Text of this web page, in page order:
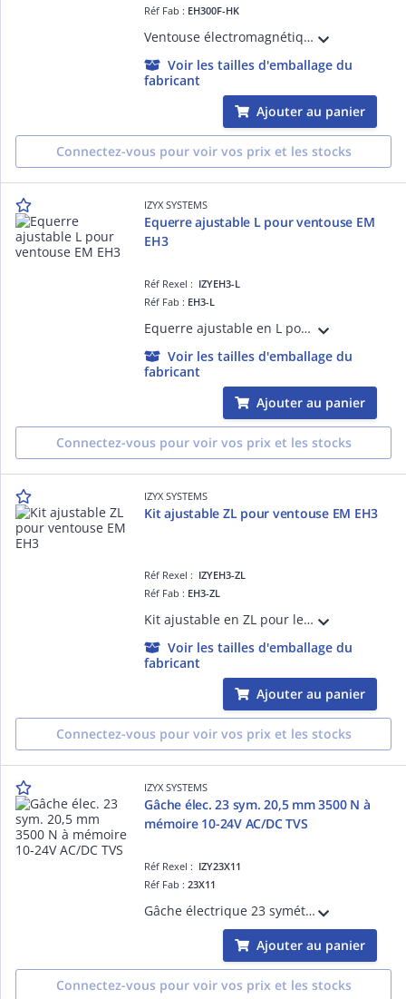
Réf Fab : EH300F-HK
Ventouse électromagnétique en applique EH3, 300 Kg, à rupture de courant, 12/24V DC, avec une LED Rouge/Vert, Contact Porte verrouillée / Porte déverrouillée, NF S61-937
Voir les tailles d'emballage du
fabricant
Ajouter au panier
Connectez-vous pour voir vos prix et les stocks
IZYX SYSTEMS
Equerre ajustable L pour ventouse EM
EH3
Réf Rexel : IZYEH3-L
Réf Fab : EH3-L
Equerre ajustable en L pour les ventouses électromagnétiques EH3
Voir les tailles d'emballage du
fabricant
Ajouter au panier
Connectez-vous pour voir vos prix et les stocks
IZYX SYSTEMS
Kit ajustable ZL pour ventouse EM EH3
Réf Rexel : IZYEH3-ZL
Réf Fab : EH3-ZL
Kit ajustable en ZL pour les ventouses électromagnétiques EH3
Voir les tailles d'emballage du
fabricant
Ajouter au panier
Connectez-vous pour voir vos prix et les stocks
IZYX SYSTEMS
Gâche élec. 23 sym. 20,5 mm 3500 N à
mémoire 10-24V AC/DC TVS
Réf Rexel : IZY23X11
Réf Fab :23X11
Gâche électrique 23 symétrique à encaster, 20,5 mm, 3500 N, à mémoire 10-24V AC/DC , diode transil TVS intégrée
Ajouter au panier
Connectez-vous pour voir vos prix et les stocks